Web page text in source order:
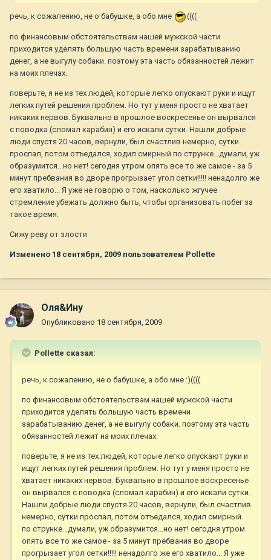
речь, к сожалению, не о бабушке, а обо мне ((((
по финансовым обстоятельствам нашей мужской части
приходится уделять большую часть времени зарабатыванию
денег, а не выгулу собаки. поэтому эта часть обязанностей лежит
на моих плечах.
поверьте, я не из тех людей, которые легко опускают руки и ищут
легких путей решения проблем. Но тут у меня просто не хватает
никаких нервов. Буквально в прошлое воскресенье он вырвался
с поводка (сломал карабин) и его искали сутки. Нашли добрые
люди спустя 20 часов, вернули, был счастлив немерно, сутки
проспал, потом отъедался, ходил смирный по струнке...думали, уж
образумится...но нет! сегодня утром опять все то же самое - за 5
минут пребвания во дворе прогрызает угол сетки!!!!! ненадолго же
его хватило... Я уже не говорю о том, насколько жгучее
стремление убежать должно быть, чтобы организовать побег за
такое время.
Сижу реву от злости
Изменено 18 сентября, 2009 пользователем Pollette
Оля&Ину
Опубликовано 18 сентября, 2009
Pollette сказал:
речь, к сожалению, не о бабушке, а обо мне :)((((
по финансовым обстоятельствам нашей мужской части
приходится уделять большую часть времени
зарабатыванию денег, а не выгулу собаки. поэтому эта часть
обязанностей лежит на моих плечах.
поверьте, я не из тех людей, которые легко опускают руки и
ищут легких путей решения проблем. Но тут у меня просто не
хватает никаких нервов. Буквально в прошлое воскресенье
он вырвался с поводка (сломал карабин) и его искали сутки.
Нашли добрые люди спустя 20 часов, вернули, был счастлив
немерно, сутки проспал, потом отъедался, ходил смирный
по струнке...думали, уж образумится...но нет! сегодня утром
опять все то же самое - за 5 минут пребвания во дворе
прогрызает угол сетки!!!!! ненадолго же его хватило... Я уже